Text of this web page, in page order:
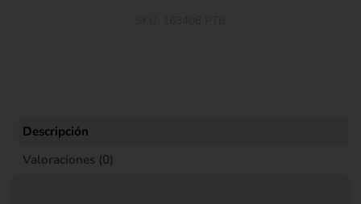
Descripción
Valoraciones (0)